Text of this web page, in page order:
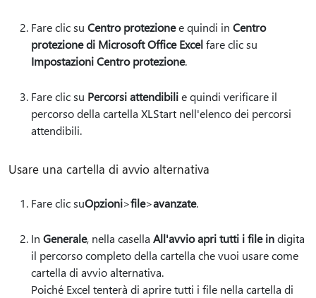
Fare clic su Centro protezionee quindi in Centro
protezione di Microsoft Office Excelfare clic su
Impostazioni Centro protezione.
Fare clic su Percorsi attendibilie quindi verificare il
percorso della cartella XLStart nell'elenco dei percorsi
attendibili.
Usare una cartella di avvio alternativa
Fare clic suOpzioni>file>avanzate.
In Generale, nella casella All'avvio apri tutti i file indigita
il percorso completo della cartella che vuoi usare come
cartella di avvio alternativa.
Poiché Excel tenterà di aprire tutti i file nella cartella di